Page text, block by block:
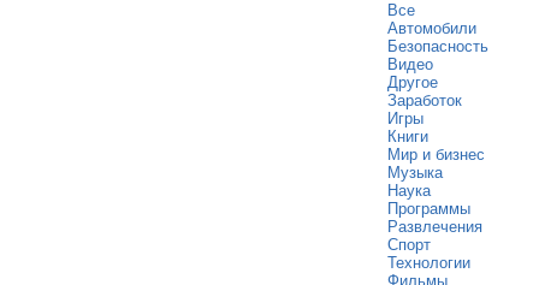
Все
Автомобили
Безопасность
Видео
Другое
Заработок
Игры
Книги
Мир и бизнес
Музыка
Наука
Программы
Развлечения
Спорт
Технологии
Фильмы